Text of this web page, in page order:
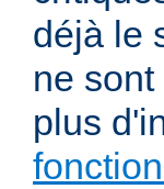
déjà le
ne
plus